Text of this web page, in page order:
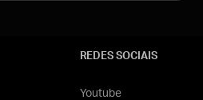
REDES SOCIAIS
Youtube